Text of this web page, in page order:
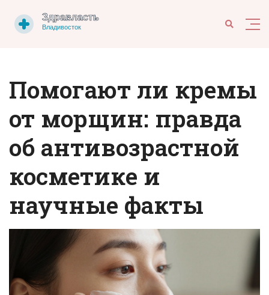
Помогают ли кремы
от морщин: правда
об антивозрастной
косметике и
научные факты